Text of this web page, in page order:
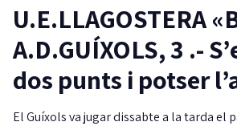
U.E.LLAGOSTERA
A.D.GUÍXOLS, 3 .-
dos punts i potser
El Guíxols va jugar dissabte a la tarda el